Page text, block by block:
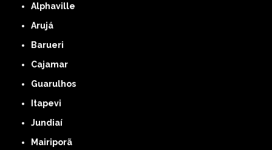
Alphaville
Arujá
Barueri
Cajamar
Guarulhos
Itapevi
Jundiaí
Mairiporã